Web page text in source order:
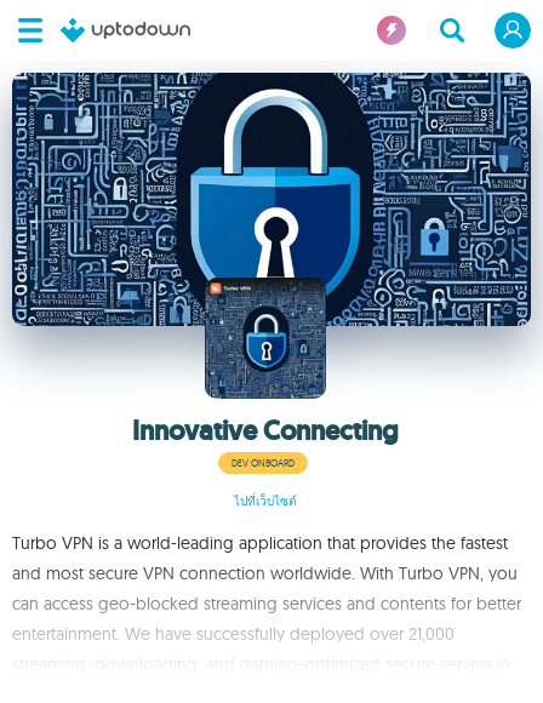
Innovative Connecting
DEV ONBOARD
ไปที่เว็บไซต์
Turbo VPN is a world-leading application that provides the fastest
and most secure VPN connection worldwide. With Turbo VPN, you
can access geo-blocked streaming services and contents for better
entertainment. We have successfully deployed over 21,000
streaming, downloading, and gaming-optimized secure servers in